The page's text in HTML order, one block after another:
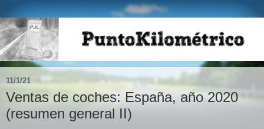
11/1/21
Ventas de coches: España, año 2020
(resumen general II)